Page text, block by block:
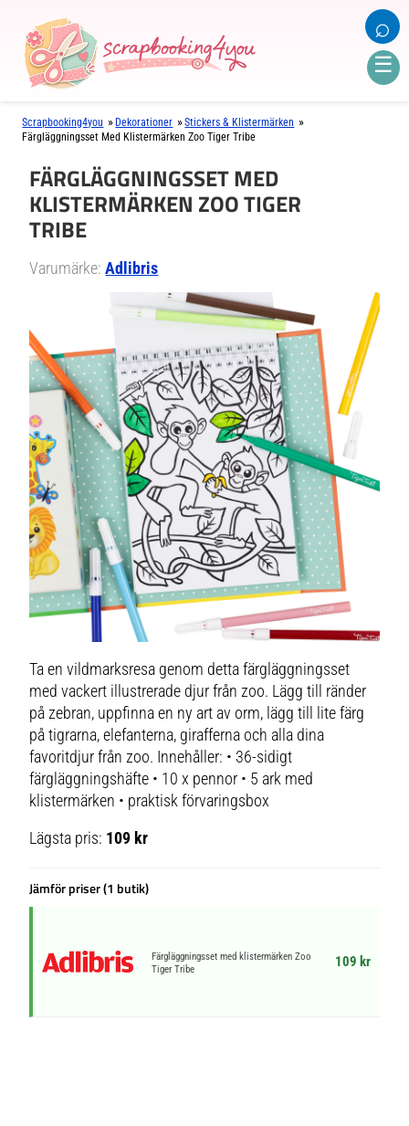
☰
⌕
Scrapbooking4you » Dekorationer »Stickers & Klistermärken »
Färgläggningsset Med Klistermärken Zoo Tiger Tribe
FÄRGLÄGGNINGSSET MED
KLISTERMÄRKEN ZOO TIGER
TRIBE
Varumärke:Adlibris
Ta en vildmarksresa genom detta färgläggningsset
med vackert illustrerade djur från zoo. Lägg till ränder
på zebran, uppfinna en ny art av orm, lägg till lite färg
på tigrarna, elefanterna, girafferna och alla dina
favoritdjur från zoo. Innehåller: • 36-sidigt
färgläggningshäfte • 10 x pennor • 5 ark med
klistermärken • praktisk förvaringsbox
Lägsta pris: 109 kr
Jämför priser (1 butik)
Färgläggningsset med klistermärken Zoo
Tiger Tribe
109 kr